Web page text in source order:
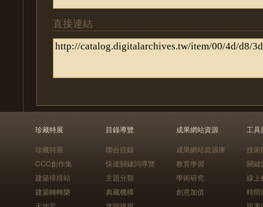
直接連結
珍藏特展
珍藏特展
CCC創作集
建築排排站
建築轉轉樂
目錄導覽
聯合目錄
快速關鍵詞導覽
主題分類
典藏機構
成果網站資源
成果網站資源庫
教育學習
學術研究
創意加值
工具
技術
關鍵
線上
時間